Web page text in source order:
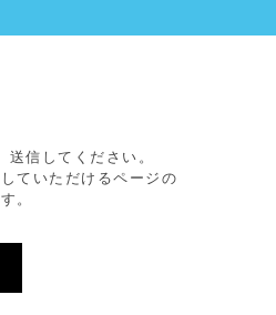
信してください。
ていただけるページの
。